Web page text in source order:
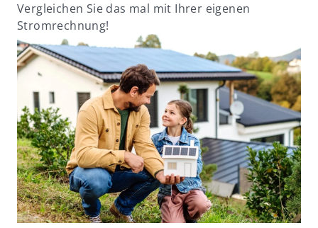
Vergleichen Sie das mal mit Ihrer eigenen
Stromrechnung!